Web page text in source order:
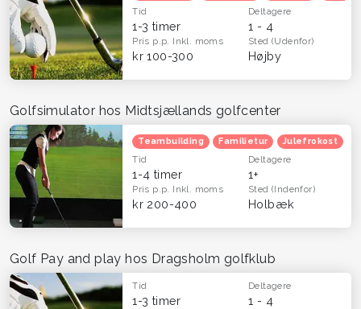
Tid
1-3 timer
Deltagere
1 - 4
Pris p.p. Inkl. moms
kr 100-300
Sted(Udenfor)
Højby
Golfsimulator hos Midtsjællands golfcenter
Teambuilding Familietur Julefrokost
Tid
1-4 timer
Deltagere
1+
Pris p.p. Inkl. moms
kr 200-400
Sted(Indenfor)
Holbæk
Golf Pay and play hos Dragsholm golfklub
Tid
1-3 timer
Deltagere
1 - 4